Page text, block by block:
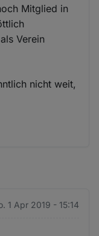
Mitglied in
Verein
nicht weit,
1 Apr 2019 - 15:14